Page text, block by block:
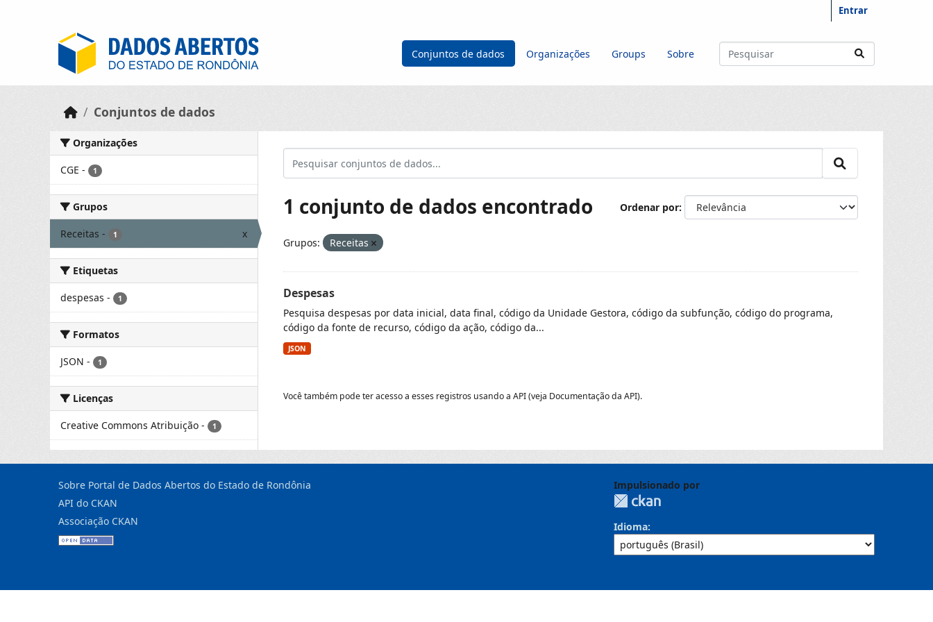
Entrar
Conjuntos de dados Organizações Groups Sobre
Conjuntos de dados
Organizações
CGE - 1
Grupos
Receitas - 1 x
Etiquetas
despesas - 1
Formatos
JSON - 1
Licenças
Creative Commons Atribuição - 1
Ordenar por
1 conjunto de dados encontrado
Grupos: Receitas
Despesas
Pesquisa despesas por data inicial, data final, código da Unidade Gestora, código da subfunção, código do programa,
código da fonte de recurso, código da ação, código da...
JSON
Você também pode ter acesso a esses registros usando a API(veja Documentação da API).
Sobre Portal de Dados Abertos do Estado de Rondônia
API do CKAN
Associação CKAN
Impulsionado por
Idioma